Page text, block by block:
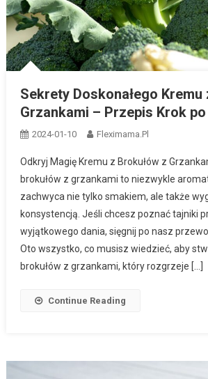
Sekrety Doskonałego Kremu
Grzankami – Przepis Krok
2024-01-10 Fleximama.pl
Odkryj Magię Kremu z Brokułów z
brokułów z grzankami to niezwykle
zachwyca nie tylko smakiem, ale także
konsystencją. Jeśli chcesz poznać tajniki
wyjątkowego dania, sięgnij po nasz
Oto wszystko, co musisz wiedzieć, aby
brokułów z grzankami, który rozgrzeje […]
Continue Reading